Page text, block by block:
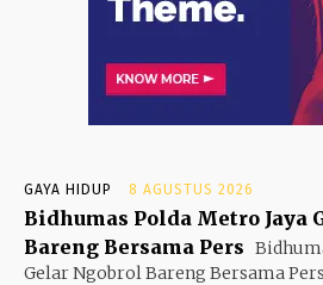
GAYA HIDUP 8 AGUSTUS 2026
Bidhumas Polda Metro Jaya
Bareng Bersama Pers
Gelar Ngobrol Bareng Bersama